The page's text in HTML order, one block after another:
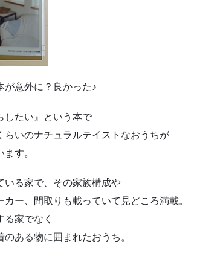
が意外に？良かった♪
したい』という本で
らいのナチュラルテイストなおうちが
す。
いる家で、その家族構成や
ー、間取りも載っていて見どころ満載。
家でなく
ある物に囲まれたおうち。